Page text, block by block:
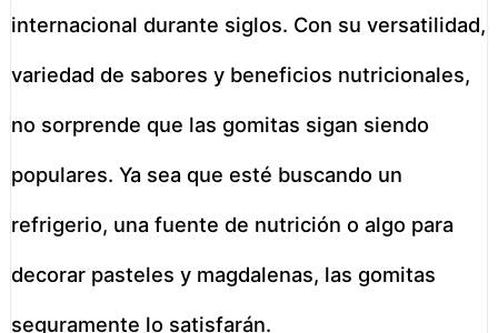
internacional durante siglos. Con su versatilidad,
variedad de sabores y beneficios nutricionales,
no sorprende que las gomitas sigan siendo
populares. Ya sea que esté buscando un
refrigerio, una fuente de nutrición o algo para
decorar pasteles y magdalenas, las gomitas
seguramente lo satisfarán.